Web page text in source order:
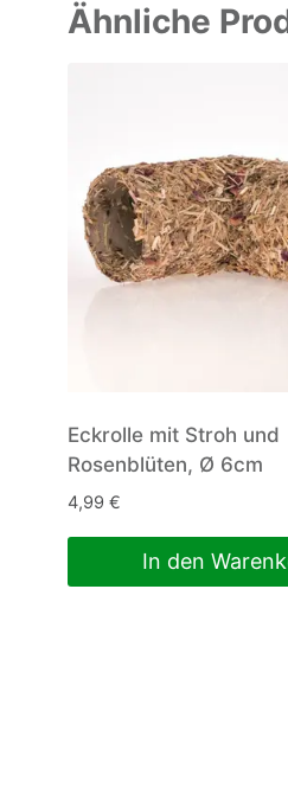
Ähnliche
Eckrolle mit Stroh und
Rosenblüten, Ø 6cm
4,99 €
In den